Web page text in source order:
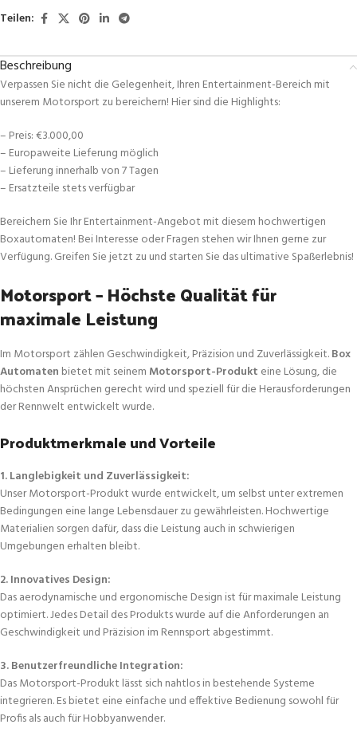
Teilen:
Beschreibung
Verpassen Sie nicht die Gelegenheit, Ihren Entertainment-Bereich mit
unserem Motorsport zu bereichern! Hier sind die Highlights:
– Preis: €3.000,00
– Europaweite Lieferung möglich
– Lieferung innerhalb von 7 Tagen
– Ersatzteile stets verfügbar
Bereichern Sie Ihr Entertainment-Angebot mit diesem hochwertigen
Boxautomaten! Bei Interesse oder Fragen stehen wir Ihnen gerne zur
Verfügung. Greifen Sie jetzt zu und starten Sie das ultimative Spaßerlebnis!
Motorsport – Höchste Qualität für
maximale Leistung
Im Motorsport zählen Geschwindigkeit, Präzision und Zuverlässigkeit.Box
Automaten bietet mit seinem Motorsport-Produkt eine Lösung, die
höchsten Ansprüchen gerecht wird und speziell für die Herausforderungen
der Rennwelt entwickelt wurde.
Produktmerkmale und Vorteile
1. Langlebigkeit und Zuverlässigkeit:
Unser Motorsport-Produkt wurde entwickelt, um selbst unter extremen
Bedingungen eine lange Lebensdauer zu gewährleisten. Hochwertige
Materialien sorgen dafür, dass die Leistung auch in schwierigen
Umgebungen erhalten bleibt.
2. Innovatives Design:
Das aerodynamische und ergonomische Design ist für maximale Leistung
optimiert. Jedes Detail des Produkts wurde auf die Anforderungen an
Geschwindigkeit und Präzision im Rennsport abgestimmt.
3. Benutzerfreundliche Integration:
Das Motorsport-Produkt lässt sich nahtlos in bestehende Systeme
integrieren. Es bietet eine einfache und effektive Bedienung sowohl für
Profis als auch für Hobbyanwender.